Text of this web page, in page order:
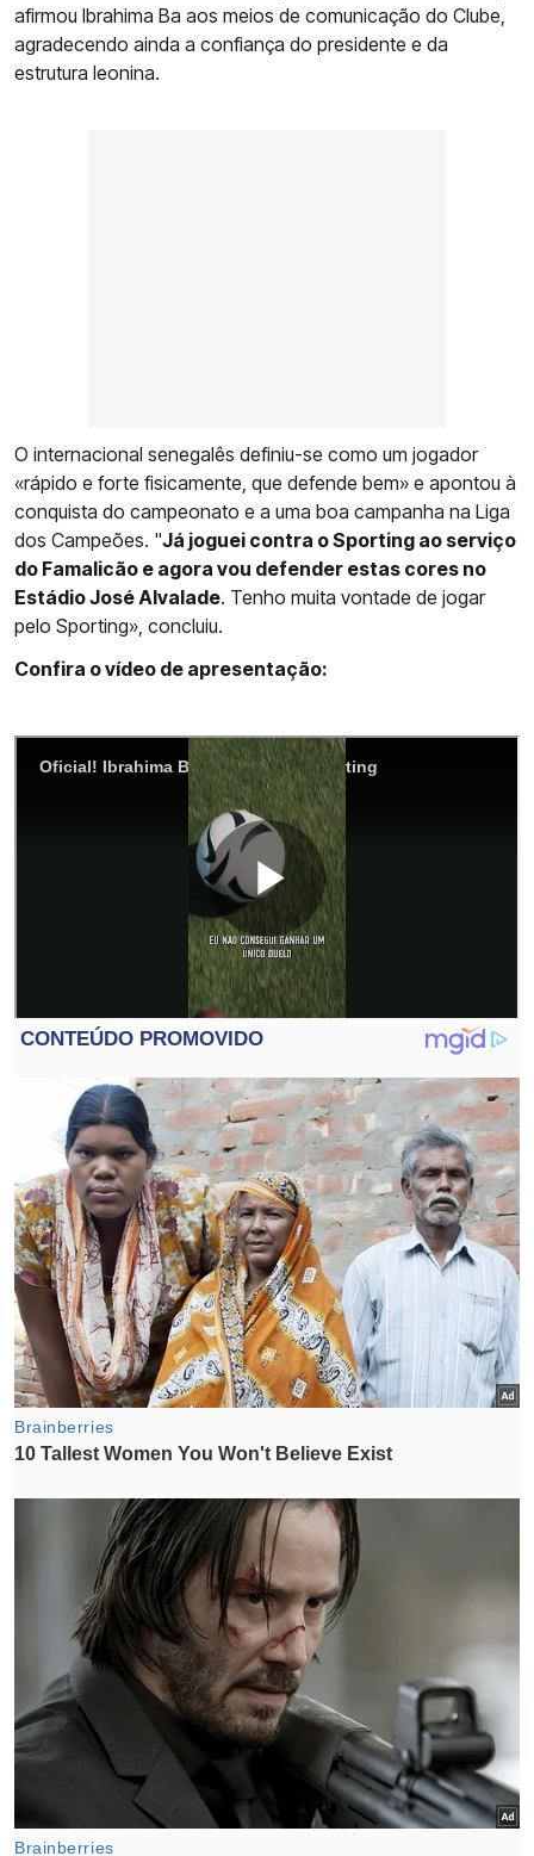
afirmou Ibrahima Ba aos meios de comunicação do Clube,
agradecendo ainda a confiança do presidente e da
estrutura leonina.
O internacional senegalês definiu-se como um jogador
«rápido e forte fisicamente, que defende bem» e apontou à
conquista do campeonato e a uma boa campanha na Liga
dos Campeões. "Já joguei contra o Sporting ao serviço
do Famalicão e agora vou defender estas cores no
Estádio José Alvalade. Tenho muita vontade de jogar
pelo Sporting», concluiu.
Confira o vídeo de apresentação: